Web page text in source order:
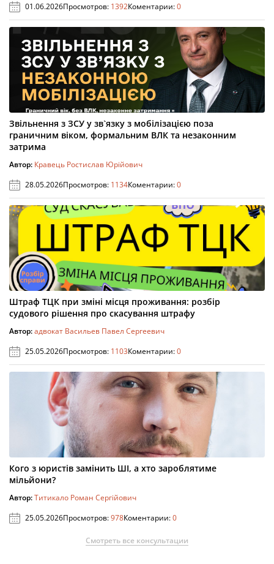
01.06.2026Просмотров: 1392Коментарии:0
Звільнення з ЗСУ у зв`язку з мобілізацією поза
граничним віком, формальним ВЛК та незаконним
затрима
Автор: Кравець Ростислав Юрійович
28.05.2026Просмотров: 1134Коментарии:0
Штраф ТЦК при зміні місця проживання: розбір
судового рішення про скасування штрафу
Автор:адвокат Васильев Павел Сергеевич
25.05.2026Просмотров: 1103Коментарии:0
Кого з юристів замінить ШІ, а хто зароблятиме
мільйони?
Автор:Титикало Роман Сергійович
25.05.2026Просмотров:978Коментарии:0
Смотреть все консультации